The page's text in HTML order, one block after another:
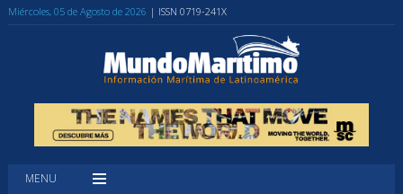
Miércoles, 05 de Agosto de 2026 | ISSN 0719-241X
MENU